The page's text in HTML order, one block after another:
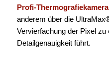
Profi-
anderem über die
Vervierfachung der Pixel zu
Detailgenauigkeit führt.